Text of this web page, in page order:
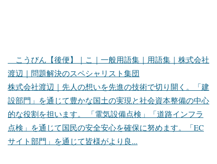
こうびん【後便】｜こ｜一般用語集｜用語集｜株式会社
渡辺｜問題解決のスペシャリスト集団
株式会社渡辺｜先人の想いを先進の技術で切り開く。「建
設部門」を通じて豊かな国土の実現と社会資本整備の中心
的な役割を担います。 「電気設備点検」「道路インフラ
点検」を通じて国民の安全安心を確保に努めます。「EC
サイト部門」を通じて皆様がより良...